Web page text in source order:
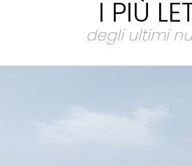
I PIÙ
degli ultimi